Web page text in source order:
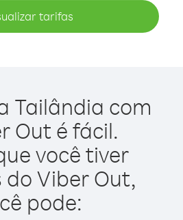
tarifas
Tailândia com
Out é fácil.
você tiver
Viber Out,
pode: